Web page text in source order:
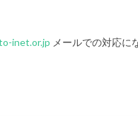
inet.or.jp メールでの対応に